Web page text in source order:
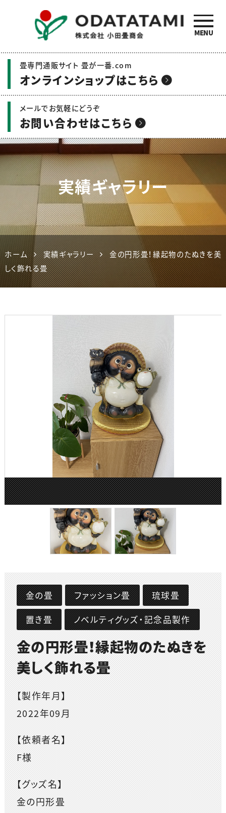
小田畳商会のご紹介 | 畳
の名工 小田畳商会
畳専門通販サイト 畳が一番.com
オンラインショップはこちら
メールでお気軽にどうぞ
お問い合わせはこちら
MENU
実績ギャラリー
ホーム 実績ギャラリー
金の円形畳！縁起物のたぬきを美
しく飾れる畳
金の畳 ファッション畳
琉球畳
置き畳
ノベルティグッズ・記念品製作
金の円形畳！縁起物のたぬきを
美しく飾れる畳
【製作年月】
2022年09月
【依頼者名】
F様
【グッズ名】
金の円形畳